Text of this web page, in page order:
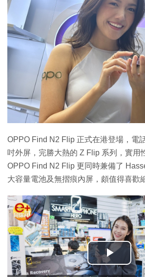
OPPO Find N2 Flip 正式在港登場，電
吋外屏，完勝大熱的 Z Flip 系列，實用
OPPO Find N2 Flip 更同時兼備了
大容量電池及無摺痕內屏，頗值得喜歡
播